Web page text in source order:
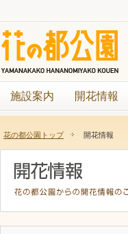
施設案内 開花情報
花の都公園トップ 開花情報